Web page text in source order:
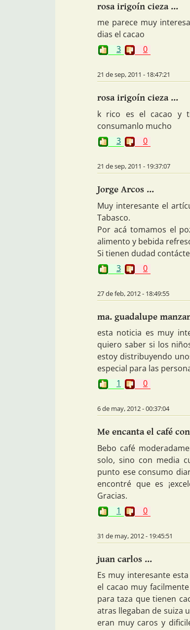
rosa irigoín cieza ...
me parece muy
dias el cacao
3
0
21 de sep, 2011 - 18:47:21
rosa irigoín cieza ...
k rico es el cacao y
consumanlo mucho
3
0
21 de sep, 2011 - 19:37:07
Jorge Arcos ...
Muy interesante el
Tabasco.
Por acá tomamos el
alimento y bebida
Si tienen dudad
3
0
27 de feb, 2012 - 18:49:55
ma. guadalupe
esta noticia es muy
quiero saber si los
estoy distribuyendo
especial para las
1
0
6 de may, 2012 - 00:37:04
Me encanta el café
Bebo café
solo, sino con media
punto ese consumo
encontré que es
Gracias.
1
0
31 de may, 2012 - 19:45:51
juan carlos ...
Es muy interesante
el cacao muy
para taza que tienen
atras llegaban de suiza
eran muy caros y